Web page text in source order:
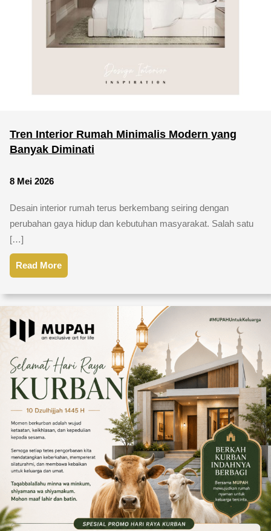
Tren Interior Rumah Minimalis Modern yang
Banyak Diminati
8 Mei 2026
Desain interior rumah terus berkembang seiring dengan
perubahan gaya hidup dan kebutuhan masyarakat. Salah satu
[…]
Read More